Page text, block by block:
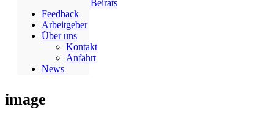
Beirats
Feedback
Arbeitgeber
Über uns
Kontakt
Anfahrt
News
image